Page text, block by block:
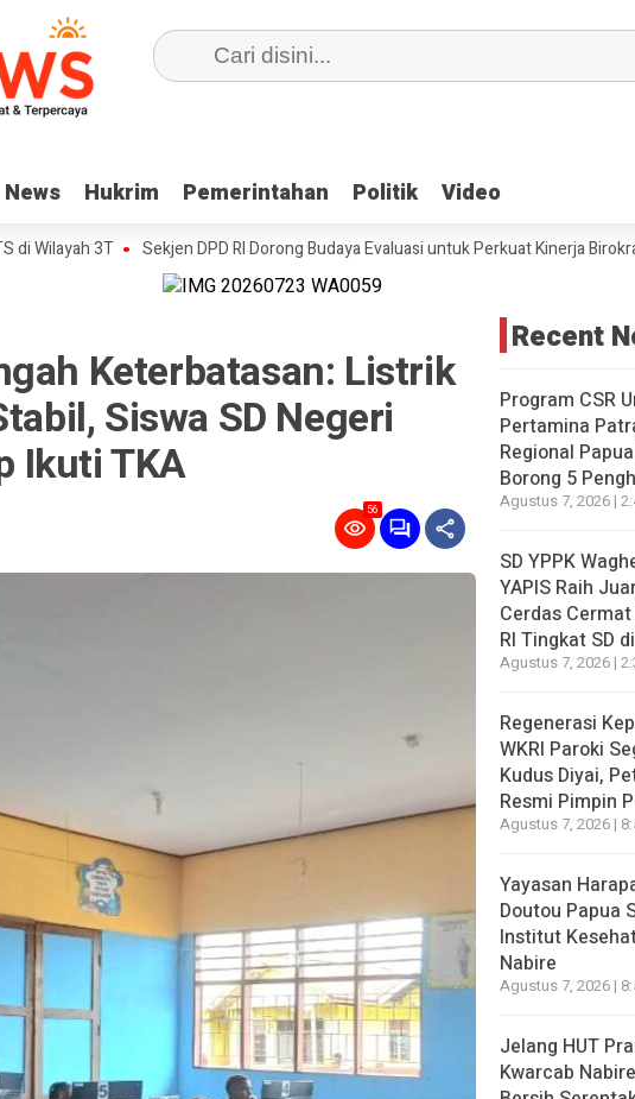
News Hukrim Pemerintahan Politik Video
News Hukrim Pemerintahan Politik Video
3T Sekjen DPD RI Dorong Budaya Evaluasi untuk Perkuat Kinerja Birokrasi
Keterbatasan: Listrik
Siswa SD Negeri
Ikuti TKA
56
Recent
Program CSR
Pertamina
Regional
Borong 5
Agustus 7, 2026 |
SD YPPK
YAPIS Raih
Cerdas Cermat
RI Tingkat SD
Agustus 7, 2026 |
Regenerasi
WKRI Paroki
Kudus Diyai,
Resmi Pimpin
Agustus 7, 2026 |
Yayasan
Doutou Papua
Institut
Nabire
Agustus 7, 2026 |
Jelang HUT
Kwarcab